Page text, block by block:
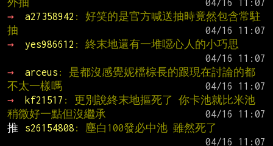
→
a27358942 : 好笑的是官方喊送抽時竟然包含常駐
抽
→
yes986612 : 終末地還有一堆噁心人的小巧思
→
arceus : 是都沒感覺妮檔棕長的跟現在討論的都
不太一樣嗎
→
kf21517 : 更別說終末地摳死了 你卡池就比米池
稍微好一點但沒繼承
推
s26154808 : 塵白100發必中池 雖然死了